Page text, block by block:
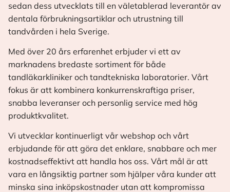
sedan dess utvecklats till en väletablerad leverantör av
dentala förbrukningsartiklar och utrustning till
tandvården i hela Sverige.
Med över 20 års erfarenhet erbjuder vi ett av
marknadens bredaste sortiment för både
tandläkarkliniker och tandtekniska laboratorier. Vårt
fokus är att kombinera konkurrenskraftiga priser,
snabba leveranser och personlig service med hög
produktkvalitet.
Vi utvecklar kontinuerligt vår webshop och vårt
erbjudande för att göra det enklare, snabbare och mer
kostnadseffektivt att handla hos oss. Vårt mål är att
vara en långsiktig partner som hjälper våra kunder att
minska sina inköpskostnader utan att kompromissa